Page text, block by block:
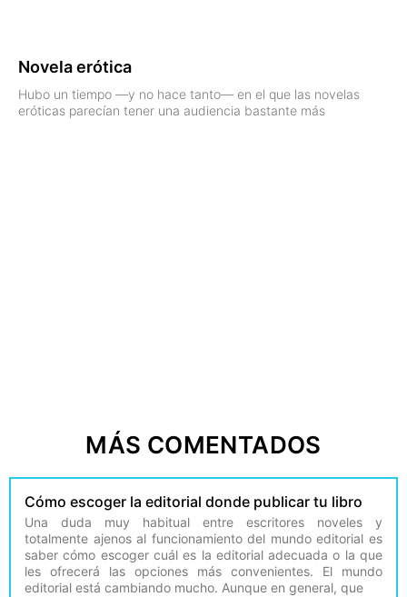
Novela erótica
Hubo un tiempo —y no hace tanto— en el que las novelas
eróticas parecían tener una audiencia bastante más
MÁS COMENTADOS
Cómo escoger la editorial donde publicar tu libro
Una duda muy habitual entre escritores noveles y
totalmente ajenos al funcionamiento del mundo editorial es
saber cómo escoger cuál es la editorial adecuada o la que
les ofrecerá las opciones más convenientes. El mundo
editorial está cambiando mucho. Aunque en general, que